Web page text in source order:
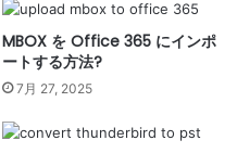
MBOX を Office 365 にインポ
ートする方法?
7月 27, 2025